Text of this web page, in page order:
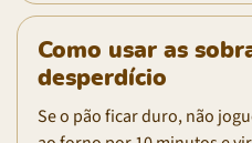
Como usar as
desperdício
Se o pão ficar duro, não